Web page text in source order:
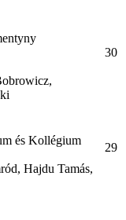
30
és Kollégium
Hajdu Tamás,
29